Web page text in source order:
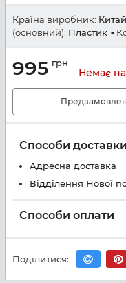
Країна виробник: Китай
(основний): Пластик
995 грн
Немає на
Способи доставки
Адресна доставка
Відділення Нової
Способи оплати
Поділитися: